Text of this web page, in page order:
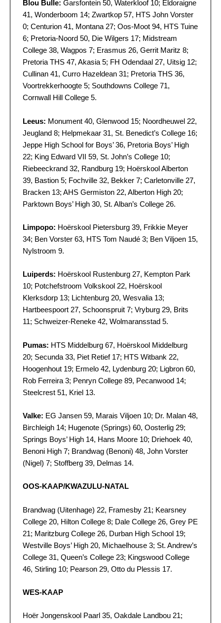
Blou Bulle: Garsfontein 50, Waterkloof 10; Eldoraigne
41, Wonderboom 14; Zwartkop 57, HTS John Vorster
0; Centurion 41, Montana 27; Oos-Moot 94, HTS Tuine
6; Pretoria-Noord 50, Die Wilgers 17; Midstream
College 38, Wagpos 7; Erasmus 26, Gerrit Maritz 8;
Pretoria THS 47, Akasia 5; FH Odendaal 27, Uitsig 12;
Cullinan 41, Curro Hazeldean 31; Pretoria THS 36,
Voortrekkerhoogte 5; Southdowns College 71,
Cornwall Hill College 5.
Leeus: Monument 40, Glenwood 15; Noordheuwel 22,
Jeugland 8; Helpmekaar 31, St. Benedict’s College 16;
Jeppe High School for Boys’ 36, Pretoria Boys’ High
22; King Edward VII 59, St. John’s College 10;
Riebeeckrand 32, Randburg 19; Hoërskool Alberton
39, Bastion 5; Fochville 32, Bekker 7; Carletonville 27,
Bracken 13; AHS Germiston 22, Alberton High 20;
Parktown Boys’ High 30, St. Alban’s College 26.
Limpopo: Hoërskool Pietersburg 39, Frikkie Meyer
34; Ben Vorster 63, HTS Tom Naudé 3; Ben Viljoen 15,
Nylstroom 9.
Luiperds: Hoërskool Rustenburg 27, Kempton Park
10; Potchefstroom Volkskool 22, Hoërskool
Klerksdorp 13; Lichtenburg 20, Wesvalia 13;
Hartbeespoort 27, Schoonspruit 7; Vryburg 29, Brits
11; Schweizer-Reneke 42, Wolmaransstad 5.
Pumas: HTS Middelburg 67, Hoërskool Middelburg
20; Secunda 33, Piet Retief 17; HTS Witbank 22,
Hoogenhout 19; Ermelo 42, Lydenburg 20; Ligbron 60,
Rob Ferreira 3; Penryn College 89, Pecanwood 14;
Steelcrest 51, Kriel 13.
Valke: EG Jansen 59, Marais Viljoen 10; Dr. Malan 48,
Birchleigh 14; Hugenote (Springs) 60, Oosterlig 29;
Springs Boys’ High 14, Hans Moore 10; Driehoek 40,
Benoni High 7; Brandwag (Benoni) 48, John Vorster
(Nigel) 7; Stoffberg 39, Delmas 14.
OOS-KAAP/KWAZULU-NATAL
Brandwag (Uitenhage) 22, Framesby 21; Kearsney
College 20, Hilton College 8; Dale College 26, Grey PE
21; Maritzburg College 26, Durban High School 19;
Westville Boys’ High 20, Michaelhouse 3; St. Andrew’s
College 31, Queen’s College 23; Kingswood College
46, Stirling 10; Pearson 29, Otto du Plessis 17.
WES-KAAP
Hoër Jongenskool Paarl 35, Oakdale Landbou 21;